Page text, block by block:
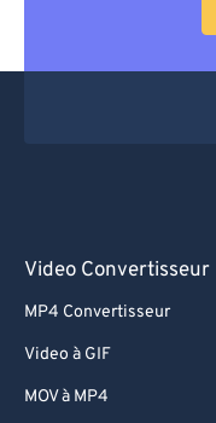
Video Convertisseur
MP4 Convertisseur
Video à GIF
MOV à MP4